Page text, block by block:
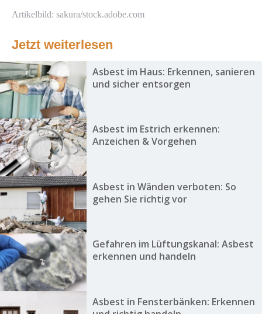
Artikelbild: sakura/stock.adobe.com
Jetzt weiterlesen
Asbest im Haus: Erkennen, sanieren
und sicher entsorgen
Asbest im Estrich erkennen:
Anzeichen & Vorgehen
Asbest in Wänden verboten: So
gehen Sie richtig vor
Gefahren im Lüftungskanal: Asbest
erkennen und handeln
Asbest in Fensterbänken: Erkennen